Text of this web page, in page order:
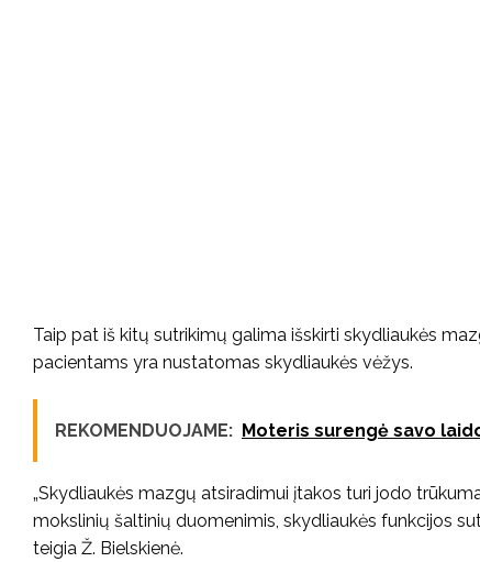
Taip pat iš kitų sutrikimų galima išskirti skydliaukės
pacientams yra nustatomas skydliaukės vėžys.
REKOMENDUOJAME: Moteris surengė savo
„Skydliaukės mazgų atsiradimui įtakos turi jodo
mokslinių šaltinių duomenimis, skydliaukės funkcijos
teigia Ž. Bielskienė.